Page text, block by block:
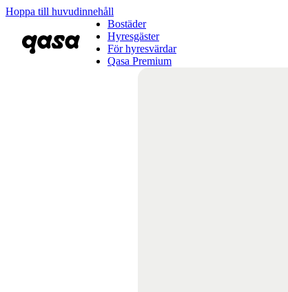
Hoppa till huvudinnehåll
Bostäder
Hyresgäster
För hyresvärdar
Qasa Premium